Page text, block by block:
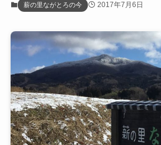
薪の里ながとろの今 2017年7月6日